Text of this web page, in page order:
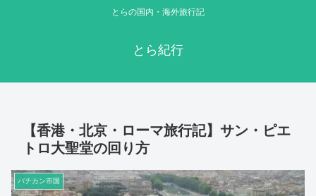
とらの国内・海外旅行記
とら紀行
【香港・北京・ローマ旅行記】サン・ピエ
トロ大聖堂の回り方
バチカン市国